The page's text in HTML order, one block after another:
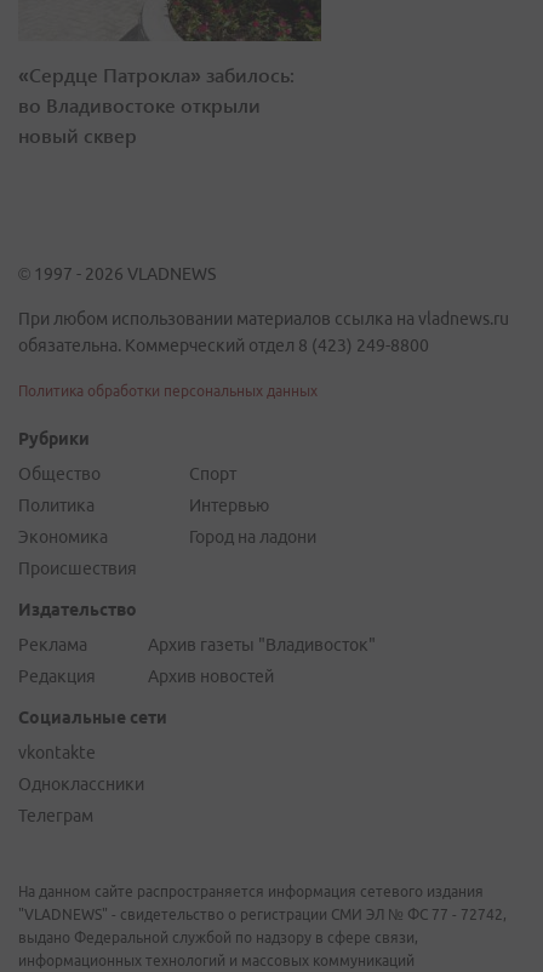
«Сердце Патрокла» забилось:
во Владивостоке открыли
новый сквер
© 1997 - 2026 VLADNEWS
При любом использовании материалов ссылка на vladnews.ru
обязательна. Коммерческий отдел 8 (423) 249-8800
Политика обработки персональных данных
Рубрики
Общество
Политика
Экономика
Происшествия
Спорт
Интервью
Город на ладони
Издательство
Реклама
Редакция
Архив газеты "Владивосток"
Архив новостей
Социальные сети
vkontakte
Одноклассники
Телеграм
На данном сайте распространяется информация сетевого издания
"VLADNEWS" - свидетельство о регистрации СМИ ЭЛ № ФС 77 - 72742,
выдано Федеральной службой по надзору в сфере связи,
информационных технологий и массовых коммуникаций